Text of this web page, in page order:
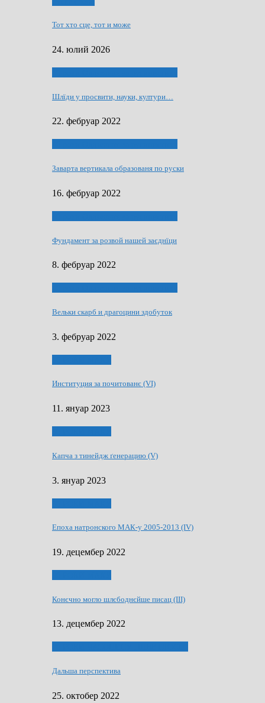
Тот хто сце, тот и може
24. юлий 2026
Шлїди у просвити, науки, култури…
22. фебруар 2022
Заварта вертикала образованя по руски
16. фебруар 2022
Фундамент за розвой нашей заєднїци
8. фебруар 2022
Вельки скарб и драгоцини здобуток
3. фебруар 2022
Институция за почитованє (VI)
11. януар 2023
Капча з тинейдж ґенерацию (V)
3. януар 2023
Епоха натронского МАК-у 2005-2013 (IV)
19. децембер 2022
Конєчно могло шлєбоднєйше писац (III)
13. децембер 2022
Дальша перспектива
25. октобер 2022